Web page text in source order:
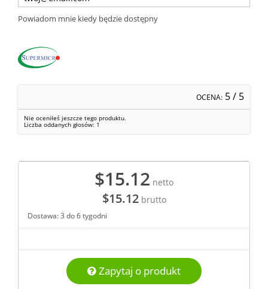
Powiadom mnie kiedy będzie dostępny
OCENA: 5/ 5
Nie oceniłeś jeszcze tego produktu.
Liczba oddanych głosów: 1
$15.12 netto
$15.12brutto
Dostawa: 3 do 6 tygodni
Zapytaj o produkt